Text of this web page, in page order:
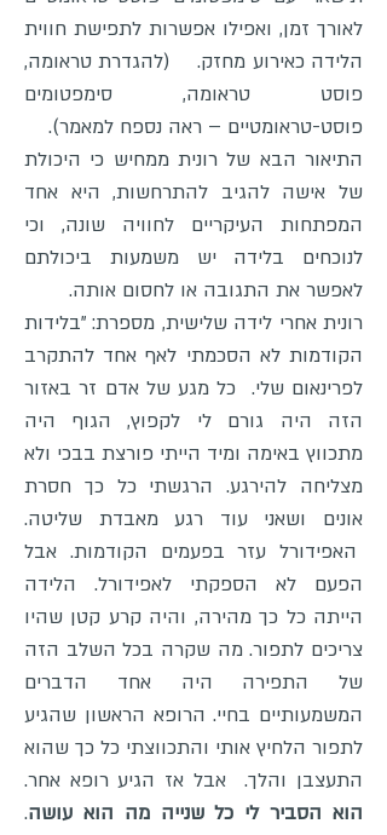
לאורך זמן, ואפילו אפשרות לתפישת חווית
הלידה כאירוע מחזק. (להגדרת טראומה,
פוסט טראומה, סימפטומים
פוסט-טראומטיים – ראה נספח למאמר).
התיאור הבא של רונית ממחיש כי היכולת
של אישה להגיב להתרחשות, היא אחד
המפתחות העיקריים לחוויה שונה, וכי
לנוכחים בלידה יש משמעות ביכולתם
לאפשר את התגובה או לחסום אותה.
רונית אחרי לידה שלישית, מספרת: "בלידות
הקודמות לא הסכמתי לאף אחד להתקרב
לפרינאום שלי. כל מגע של אדם זר באזור
הזה היה גורם לי לקפוץ, הגוף היה
מתכווץ באימה ומיד הייתי פורצת בבכי ולא
מצליחה להירגע. הרגשתי כל כך חסרת
אונים ושאני עוד רגע מאבדת שליטה.
האפידורל עזר בפעמים הקודמות. אבל
הפעם לא הספקתי לאפידורל. הלידה
הייתה כל כך מהירה, והיה קרע קטן שהיו
צריכים לתפור. מה שקרה בכל השלב הזה
של התפירה היה אחד הדברים
המשמעותיים בחיי. הרופא הראשון שהגיע
לתפור הלחיץ אותי והתכווצתי כל כך שהוא
התעצבן והלך. אבל אז הגיע רופא אחר.
הוא הסביר לי כל שנייה מה הוא עושה.